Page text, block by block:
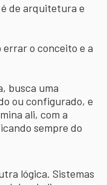
de arquitetura e
o conceito e a
busca uma
ou configurado, e
ali, com a
sempre do
lógica. Sistemas